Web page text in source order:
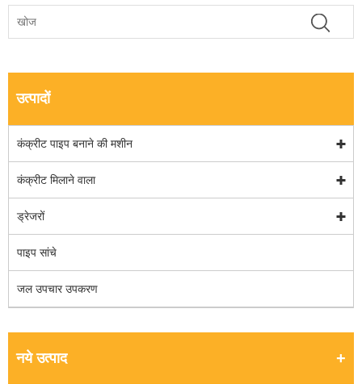
उत्पादों
कंक्रीट पाइप बनाने की मशीन
कंक्रीट मिलाने वाला
ड्रेजरों
पाइप सांचे
जल उपचार उपकरण
नये उत्पाद